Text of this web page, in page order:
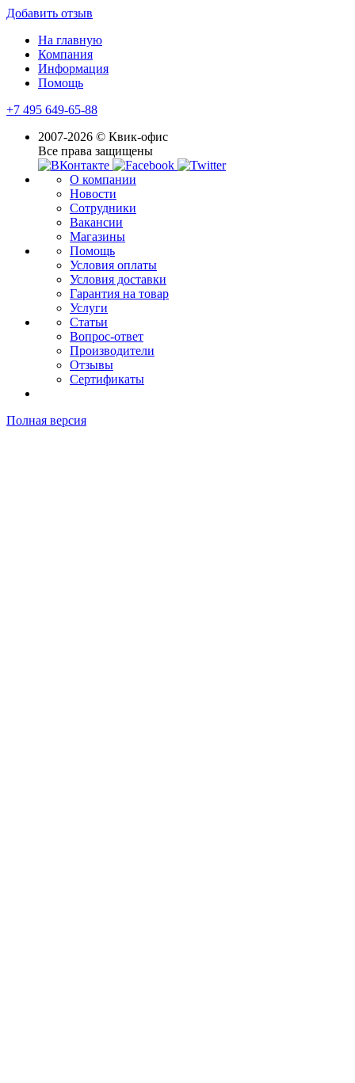
Добавить отзыв
На главную
Компания
Информация
Помощь
+7 495 649-65-88
2007-2026 © Квик-офис
Все права защищены
О компании
Новости
Сотрудники
Вакансии
Магазины
Помощь
Условия оплаты
Условия доставки
Гарантия на товар
Услуги
Статьи
Вопрос-ответ
Производители
Отзывы
Сертификаты
Полная версия